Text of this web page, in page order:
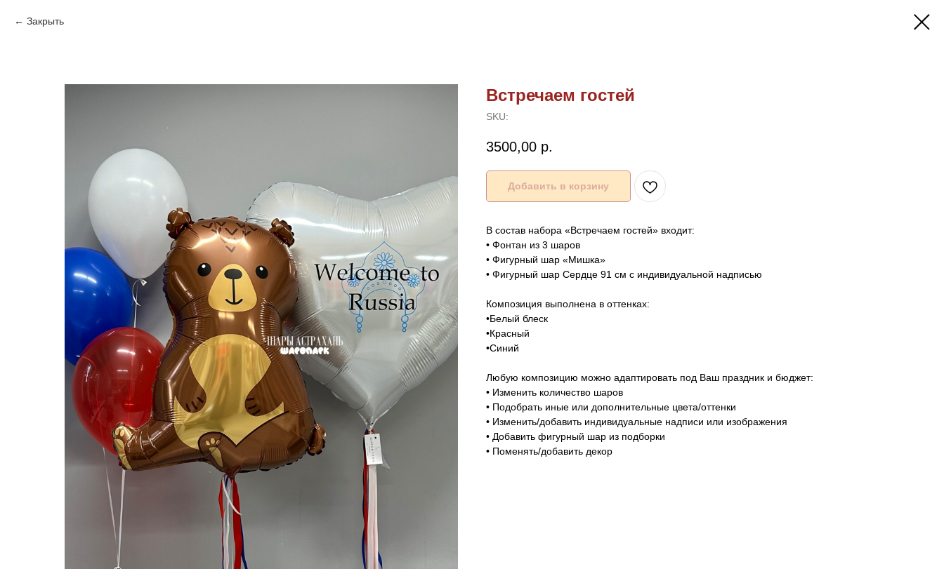
Закрыть
Встречаем гостей
SKU:
3500,00 р.
Добавить в корзину
В состав набора «Встречаем гостей» входит:
• Фонтан из 3 шаров
• Фигурный шар «Мишка»
• Фигурный шар Сердце 91 см с индивидуальной надписью
Композиция выполнена в оттенках:
•Белый блеск
•Красный
•Синий
Любую композицию можно адаптировать под Ваш праздник и бюджет:
• Изменить количество шаров
• Подобрать иные или дополнительные цвета/оттенки
• Изменить/добавить индивидуальные надписи или изображения
• Добавить фигурный шар из подборки
• Поменять/добавить декор